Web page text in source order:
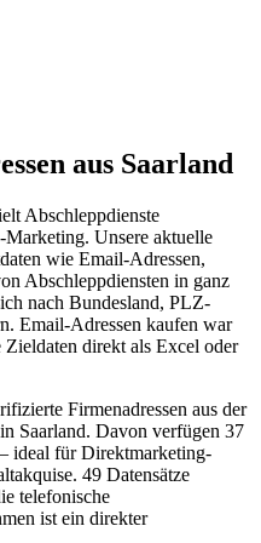
aus Saarland
Abschleppdienste
Unsere aktuelle
wie Email-Adressen,
Abschleppdiensten in ganz
nach Bundesland, PLZ-
Email-Adressen kaufen war
direkt als Excel oder
Firmenadressen aus der
Saarland. Davon verfügen 37
ideal für Direktmarketing-
49 Datensätze
telefonische
ist ein direkter